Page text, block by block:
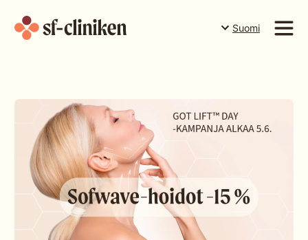
Suomi
Hinnasto
Tiimi
Yrityksestä
Varaa aika Tornioon Varaa aika Rovaniemelle
Varaa aika Levillä